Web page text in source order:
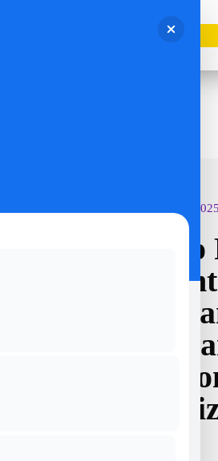
DOAÇÃO
março 13, 2025
Ginastas
Ginasta
Ano 3